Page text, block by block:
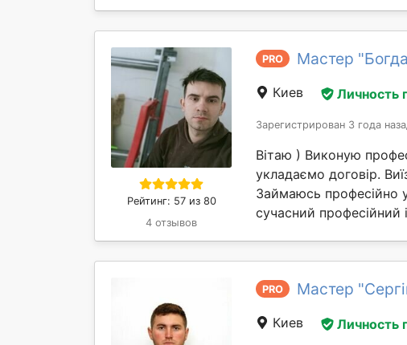
Рейтинг: 57 из 80
4 отзывов
PRO Мастер
Киев Личность
Зарегистрирован 3 года
Вітаю ) Виконую
укладаємо договір.
Займаюсь професійно
сучасний професійний
PRO Мастер
Киев Личность